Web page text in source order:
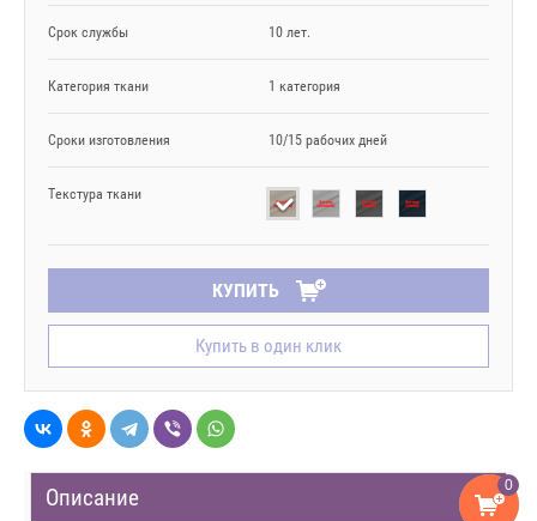
0
Срок службы 10 лет.
Категория ткани 1 категория
Сроки изготовления 10/15 рабочих дней
Текстура ткани
КУПИТЬ
Купить в один клик
Описание